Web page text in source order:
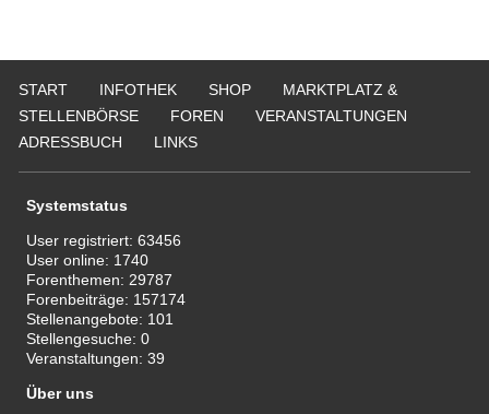
START INFOTHEK SHOP
MARKTPLATZ &
STELLENBÖRSE
FOREN
VERANSTALTUNGEN
ADRESSBUCH
LINKS
Systemstatus
User registriert:63456
User online: 1740
Forenthemen: 29787
Forenbeiträge: 157174
Stellenangebote: 101
Stellengesuche:0
Veranstaltungen:39
Über uns